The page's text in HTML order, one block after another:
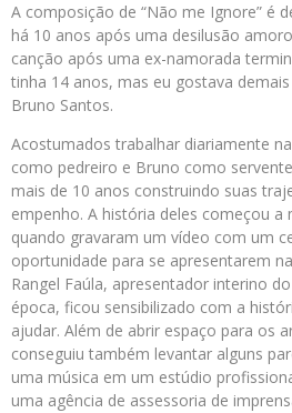
A composição de “Não me Ignore” é
há 10 anos após uma desilusão
canção após uma ex-namorada
tinha 14 anos, mas eu gostava
Bruno Santos.
Acostumados trabalhar diariamente
como pedreiro e Bruno como
mais de 10 anos construindo suas
empenho. A história deles começou a
quando gravaram um vídeo com um
oportunidade para se apresentarem
Rangel Faúla, apresentador interino
época, ficou sensibilizado com a
ajudar. Além de abrir espaço para os
conseguiu também levantar alguns
uma música em um estúdio
uma agência de assessoria de